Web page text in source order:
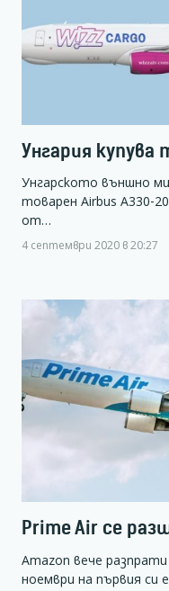
Унгария купува
Унгарското външно
товарен Airbus A330-
от…
4 септември 2020 в 20:27
Prime Air се
Amazon вече
ноември на първия си